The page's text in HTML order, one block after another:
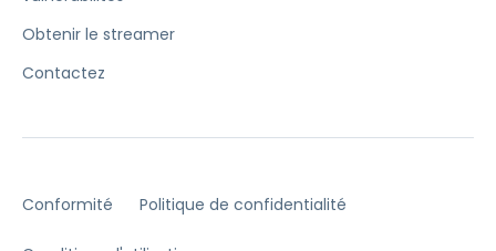
Obtenir le streamer
Contactez
Conformité Politique de confidentialité